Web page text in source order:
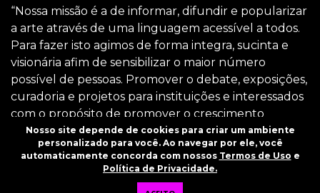
“Nossa missão é a de informar, difundir e popularizar
a arte através de uma linguagem acessível a todos.
Para fazer isto agimos de forma integra, sucinta e
visionária afim de sensibilizar o maior número
possível de pessoas. Promover o debate, exposições,
curadoria e projetos para instituições e interessados
com o propósito de promover o crescimento
intelectual da sociedade através da arte.”
SIGA-NOS
Nosso site depende de cookies para criar um ambiente
personalizado para você. Ao navegar por ele, você
automaticamente concorda com nossos Termos de Uso e
Política de Privacidade.